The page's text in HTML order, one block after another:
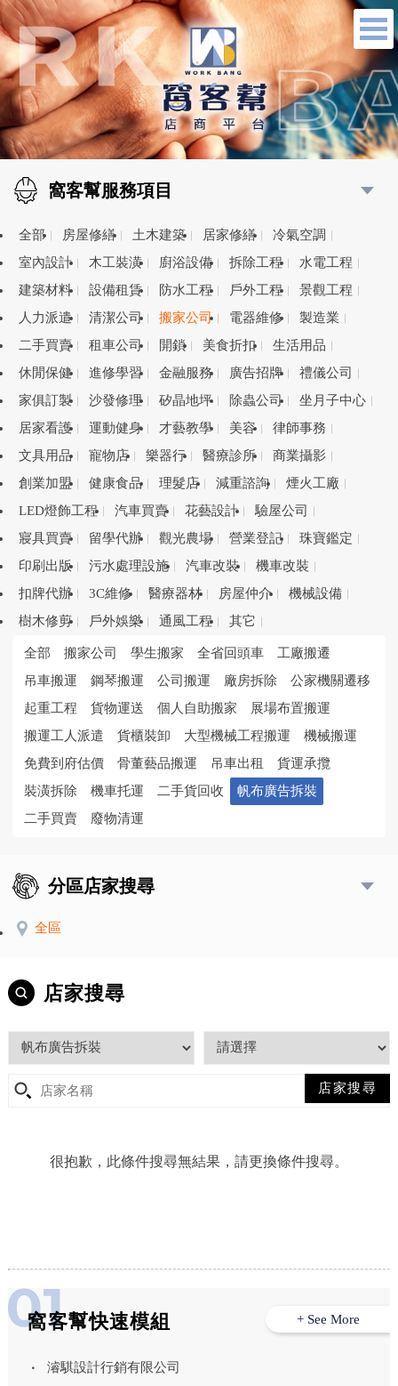
窩客幫服務項目
全部 房屋修繕 土木建築 居家修繕
冷氣空調
室內設計
木工裝潢 廚浴設備 拆除工程
水電工程
建築材料
設備租賃 防水工程 戶外工程
景觀工程
人力派遣
清潔公司 搬家公司 電器維修
製造業
二手買賣
租車公司 開鎖 美食折扣
生活用品
休閒保健
進修學習 金融服務 廣告招牌
禮儀公司
家俱訂製
沙發修理 矽晶地坪 除蟲公司
坐月子中心
居家看護
運動健身 才藝教學 美容
律師事務
文具用品
寵物店 樂器行 醫療診所
商業攝影
創業加盟
健康食品 理髮店 減重諮詢
煙火工廠
LED燈飾工程
汽車買賣 花藝設計
驗屋公司
寢具買賣
留學代辦 觀光農場 營業登記
珠寶鑑定
印刷出版
污水處理設施 汽車改裝
機車改裝
扣牌代辦
3C維修 醫療器材 房屋仲介
機械設備
樹木修剪
戶外娛樂 通風工程 其它
全部 搬家公司 學生搬家 全省回頭車
工廠搬遷
吊車搬運
鋼琴搬運 公司搬運 廠房拆除
公家機關遷移
起重工程
貨物運送 個人自助搬家
展場布置搬運
搬運工人派遣
貨櫃裝卸 大型機械工程搬運
機械搬運
免費到府估價
骨董藝品搬運 吊車出租
貨運承攬
裝潢拆除
機車托運 二手貨回收
帆布廣告拆裝
二手買賣
廢物清運
分區店家搜尋
全區
店家搜尋
很抱歉，此條件搜尋無結果，請更換條件搜尋。
窩客幫快速模組
濬騏設計行銷有限公司
+ See More